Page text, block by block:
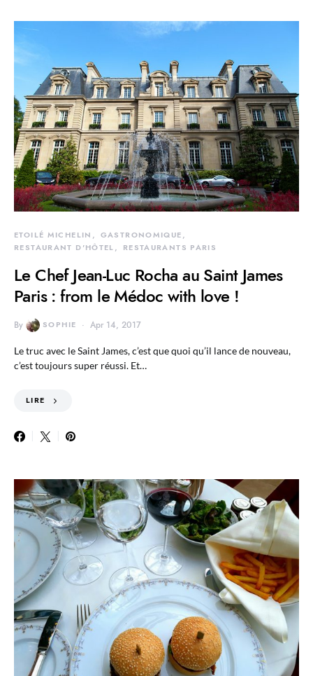
ETOILÉ MICHELIN
GASTRONOMIQUE
RESTAURANT D'HÔTEL
RESTAURANTS PARIS
Le Chef Jean-Luc Rocha au Saint James
Paris : from le Médoc with love !
By SOPHIE Apr 14, 2017
Le truc avec le Saint James, c’est que quoi qu’il lance de nouveau,
c’est toujours super réussi. Et…
LIRE